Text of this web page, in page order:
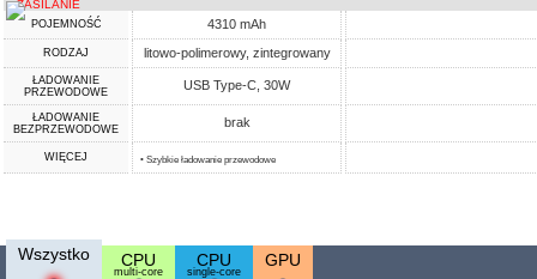
ZASILANIE
POJEMNOŚĆ 4310 mAh
RODZAJ litowo-polimerowy, zintegrowany
ŁADOWANIE
PRZEWODOWE
USB Type-C, 30W
ŁADOWANIE
BEZPRZEWODOWE
brak
WIĘCEJ • Szybkie ładowanie przewodowe
Wszystko CPU
multi-core
CPU
single-core
GPU